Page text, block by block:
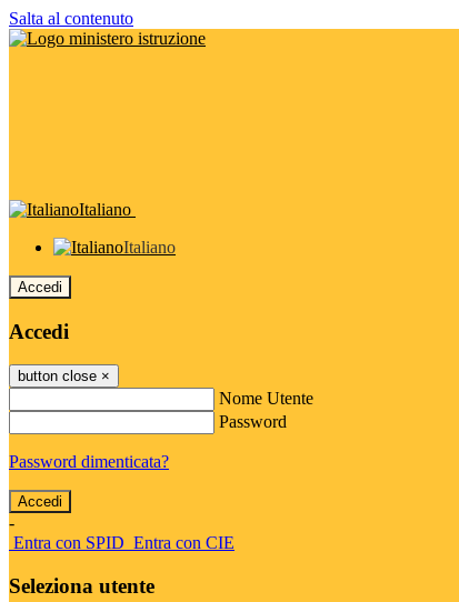
Salta al contenuto
Italiano
Italiano
Accedi
Accedi
button close ×
Nome Utente
Password
Password dimenticata?
-
Entra con SPID Entra con CIE
Seleziona utente